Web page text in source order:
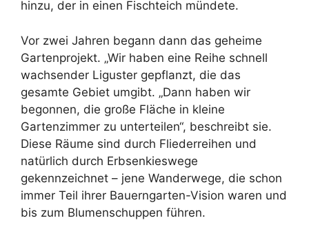
hinzu, der in einen Fischteich mündete.
Vor zwei Jahren begann dann das geheime
Gartenprojekt. „Wir haben eine Reihe schnell
wachsender Liguster gepflanzt, die das
gesamte Gebiet umgibt. „Dann haben wir
begonnen, die große Fläche in kleine
Gartenzimmer zu unterteilen“, beschreibt sie.
Diese Räume sind durch Fliederreihen und
natürlich durch Erbsenkieswege
gekennzeichnet – jene Wanderwege, die schon
immer Teil ihrer Bauerngarten-Vision waren und
bis zum Blumenschuppen führen.